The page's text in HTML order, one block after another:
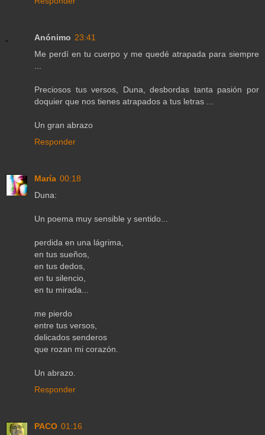
Anónimo 23:41
Me perdí en tu cuerpo y me quedé atrapada para siempre
Preciosos tus versos, Duna, desbordas tanta pasión por
doquier que nos tienes atrapados a tus letras ...
Un gran abrazo
Responder
María 00:18
Duna:
Un poema muy sensible y sentido...
perdida en una lágrima,
en tus sueños,
en tus dedos,
en tu silencio,
en tu mirada...
me pierdo
entre tus versos,
delicados senderos
que rozan mi corazón.
Un abrazo.
Responder
PACO 01:16